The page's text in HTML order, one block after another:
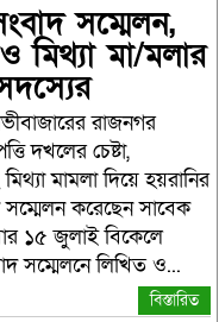
সম্মেলন,
মিথ্যা মা/মলার
রাজনগর
দখলের চেষ্টা,
মামলা দিয়ে হয়রানির
করেছেন সাবেক
১৫ জুলাই বিকেলে
সম্মেলনে লিখিত ও...
বিস্তারিত